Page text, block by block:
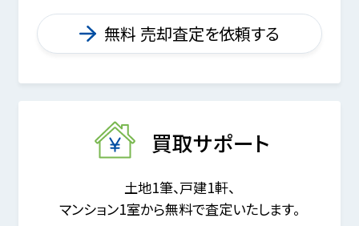
無料 売却査定を依頼する
買取サポート
土地1筆、戸建1軒、
マンション1室から無料で査定いたします。